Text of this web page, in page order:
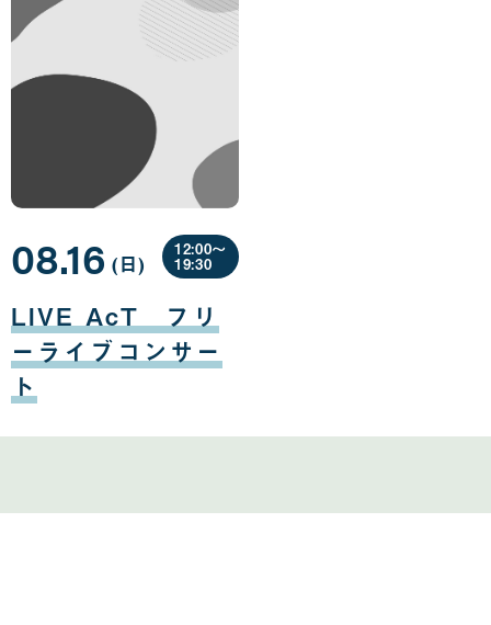
LIVE AcT フリ
ーライブコンサー
ト
08.16
月
16
日
(日曜
日
)
12:00〜
19:30